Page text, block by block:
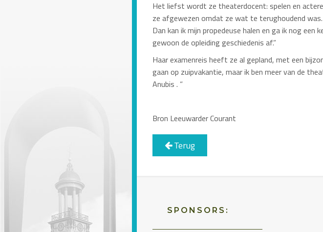
Het liefst wordt ze theaterdocent: spelen en
ze afgewezen omdat ze wat te terughoudend
Dan kan ik mijn propedeuse halen en ga ik nog
gewoon de opleiding geschiedenis af.”
Haar examenreis heeft ze al gepland, met een
gaan op zuipvakantie, maar ik ben meer van de
Anubis . ”
Bron Leeuwarder Courant
Terug
SPONSORS: